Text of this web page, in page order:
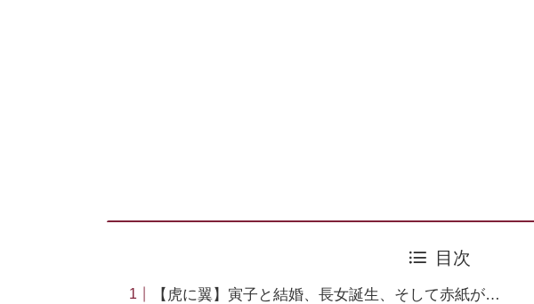
目次
【虎に翼】寅子と結婚、長女誕生、そして赤紙が…